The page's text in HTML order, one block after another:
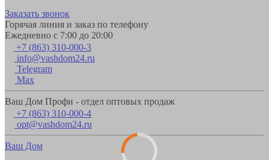
Заказать звонок
Горячая линия и заказ по телефону
Ежедневно с 7:00 до 20:00
+7 (863) 310-000-3
info@vashdom24.ru
Telegram
Max
Ваш Дом Профи - отдел оптовых продаж
+7 (863) 310-000-4
opt@vashdom24.ru
Ваш Дом